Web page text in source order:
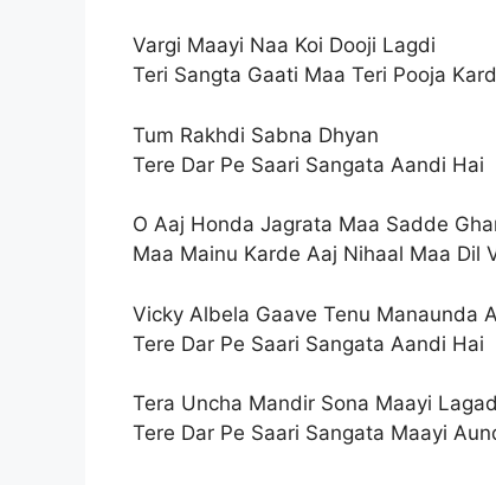
Vargi Maayi Naa Koi Dooji Lagdi
Teri Sangta Gaati Maa Teri Pooja
Tum Rakhdi Sabna Dhyan
Tere Dar Pe Saari Sangata Aandi Hai
O Aaj Honda Jagrata Maa Sadde
Maa Mainu Karde Aaj Nihaal Maa Dil
Vicky Albela Gaave Tenu Manaunda
Tere Dar Pe Saari Sangata Aandi Hai
Tera Uncha Mandir Sona Maayi
Tere Dar Pe Saari Sangata Maayi